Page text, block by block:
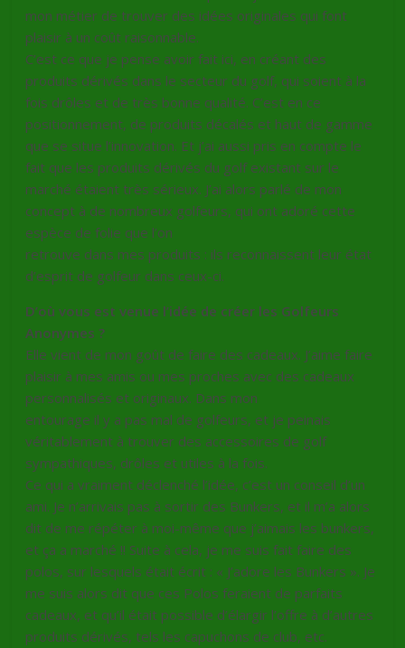
mon métier de trouver des idées originales qui font
plaisir à un coût raisonnable.
C’est ce que je pense avoir fait ici, en créant des
produits dérivés dans le secteur du golf, qui soient à la
fois drôles et de très bonne qualité. C’est en ce
positionnement, de produits décalés et haut de gamme
que se situe l’innovation. Et j’ai aussi pris en compte le
fait que les produits dérivés du golf existant sur le
marché étaient très sérieux. J’ai alors parlé de mon
concept à de nombreux golfeurs, qui ont adoré cette
espèce de folie que l’on
retrouve dans mes produits : ils reconnaissent leur état
d’esprit de golfeur dans ceux-ci.
D’où vous est venue l’idée de créer les Golfeurs
Anonymes ?
Elle vient de mon goût de faire des cadeaux. J’aime faire
plaisir à mes amis ou mes proches avec des cadeaux
personnalisés et originaux. Dans mon
entourage il y a pas mal de golfeurs, et je peinais
véritablement à trouver des accessoires de golf
sympathiques, drôles et utiles à la fois.
Ce qui a vraiment déclenché l’idée, c’est un conseil d’un
ami. Je n’arrivais pas à sortir des Bunkers, et il m’a alors
dit de me répéter à moi-même que j’aimais les bunkers,
et ça a marché !! Suite à cela, je me suis fait faire des
polos, sur lesquels était écrit : « J’adore les Bunkers ». Je
me suis alors dit que ces Polos feraient de parfaits
cadeaux, et qu’il était possible d’élargir l’offre à d’autres
produits dérivés, tels les capuchons de club, etc.